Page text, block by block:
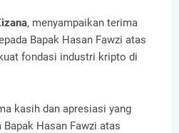
, menyampaikan terima
Bapak Hasan Fawzi atas
fondasi industri kripto di
kasih dan apresiasi yang
Hasan Fawzi atas